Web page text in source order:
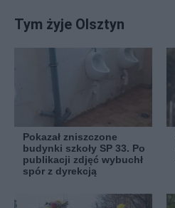
Tym żyje Olsztyn
Pokazał zniszczone
budynki szkoły SP 33. Po
publikacji zdjęć wybuchł
spór z dyrekcją